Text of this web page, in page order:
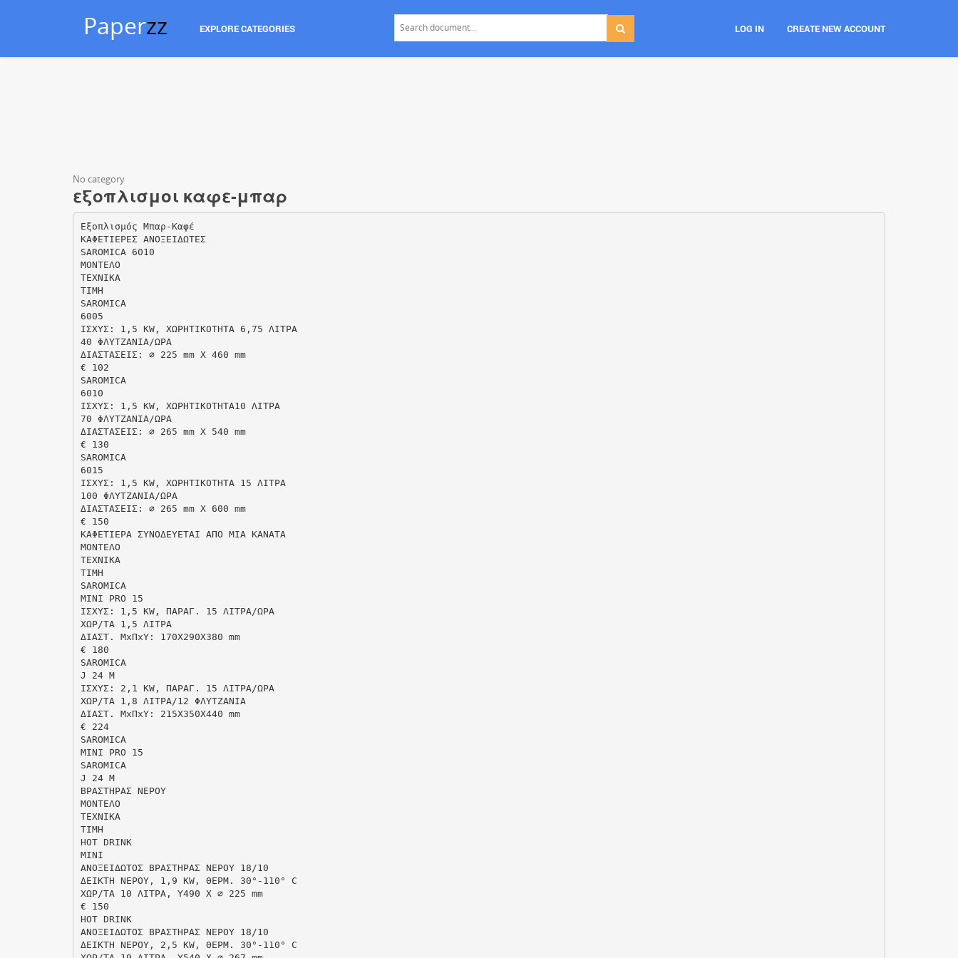
Paperzz EXPLORE CATEGORIES LOG IN CREATE NEW ACCOUNT
No category
εξοπλισμοι καφε-μπαρ
Eξοπλισμός Μπαρ-Καφέ
KAΦETIEPEΣ ANOΞEIΔΩTEΣ
SAROMICA 6010
MONTEΛO
TEXNIKA
TIMH
SAROMICA
6005
IΣXYΣ: 1,5 KW, XΩPHTIKOTHTA 6,75 ΛITPA
40 ΦΛYTZANIA/ΩPA
ΔIAΣTAΣEIΣ: ∅ 225 mm X 460 mm
€ 102
SAROMICA
6010
IΣXYΣ: 1,5 KW, XΩPHTIKOTHTA10 ΛITPA
70 ΦΛYTZANIA/ΩPA
ΔIAΣTAΣEIΣ: ∅ 265 mm X 540 mm
€ 130
SAROMICA
6015
IΣXYΣ: 1,5 KW, XΩPHTIKOTHTA 15 ΛITPA
100 ΦΛYTZANIA/ΩPA
ΔIAΣTAΣEIΣ: ∅ 265 mm X 600 mm
€ 150
KAΦETIEPA ΣΥΝOΔΕΥΕΤΑΙ ΑΠO ΜΙΑ ΚΑΝΑΤΑ
MONTEΛO
TEXNIKA
TIMH
SAROMICA
MINI PRO 15
IΣXYΣ: 1,5 KW, ΠΑΡΑΓ. 15 ΛΙΤΡΑ/ΩΡΑ
XΩP/TA 1,5 ΛITPA
ΔIAΣT. MxΠxΥ: 170Χ290Χ380 mm
€ 180
SAROMICA
J 24 M
IΣXYΣ: 2,1 KW, ΠΑΡΑΓ. 15 ΛΙΤΡΑ/ΩΡA
XΩP/TA 1,8 ΛITPA/12 ΦΛYTZANIA
ΔIAΣT. MxΠxΥ: 215Χ350Χ440 mm
€ 224
SAROMICA
MINI PRO 15
SAROMICA
J 24 M
ΒΡΑΣΤΗΡΑΣ ΝΕΡOY
MONTEΛO
TEXNIKA
TIMH
ΗΟΤ DRINK
MINI
ΑΝΟΞΕΙΔΩΤΟΣ ΒΡΑΣΤΗΡΑΣ ΝΕΡΟΥ 18/10
ΔΕΙΚΤΗ ΝΕΡΟΥ, 1,9 KW, ΘΕΡΜ. 30°-110° C
XΩP/TA 10 ΛΙΤΡΑ, Υ490 Χ ∅ 225 mm
€ 150
ΗΟΤ DRINK
ΑΝΟΞΕΙΔΩΤΟΣ ΒΡΑΣΤΗΡΑΣ ΝΕΡΟΥ 18/10
ΔΕΙΚΤΗ ΝΕΡΟΥ, 2,5 KW, ΘΕΡΜ. 30°-110° C